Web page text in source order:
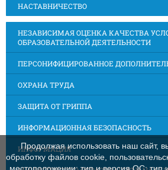
НАСТАВНИЧЕСТВО
НЕЗАВИСИМАЯ ОЦЕНКА КАЧЕСТВА
ОБРАЗОВАТЕЛЬНОЙ ДЕЯТЕЛЬНОСТИ
ПЕРСОНИФИЦИРОВАННОЕ
ОХРАНА ТРУДА
ЗАЩИТА ОТ ГРИППА
ИНФОРМАЦИОННАЯ БЕЗОПАСНОСТЬ
ИНФОРМАЦИЯ
Продолжая использовать наш сайт,
обработку файлов cookie,